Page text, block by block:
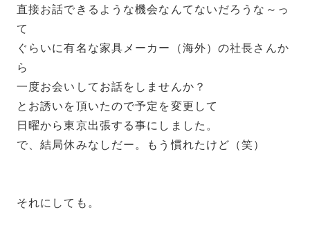
直接お話できるような機会なんてないだろうな～っ
て
ぐらいに有名な家具メーカー（海外）の社長さんか
ら
一度お会いしてお話をしませんか？
とお誘いを頂いたので予定を変更して
日曜から東京出張する事にしました。
で、結局休みなしだー。もう慣れたけど（笑）
それにしても。